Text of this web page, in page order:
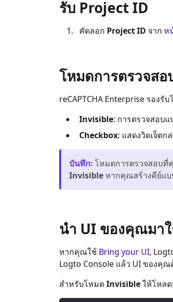
รับ Project ID
คัดลอก Project ID จาก ห
โหมดการตรวจส
reCAPTCHA Enterprise รองรั
Invisible: การตรวจสอบ
Checkbox: แสดงวิดเจ็ต
บันทึก: โหมดการตรวจสอบที่
Invisible หากคุณสร้างคีย์แบ
นำ UI ของคุณมา
หากคุณใช้ Bring your UI,
Logto Console แล้ว UI ของคุณ
สำหรับโหมดInvisibleให้โหล